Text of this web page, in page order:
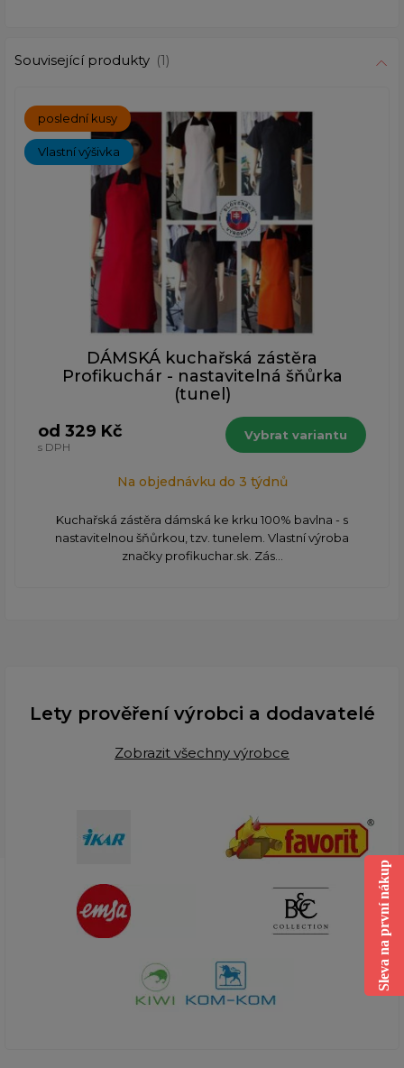
Související produkty (1)
poslední kusy
Vlastní výšivka
DÁMSKÁ kuchařská zástěra
Profikuchár - nastavitelná šňůrka
(tunel)
od 329 Kč
s DPH
Vybrat variantu
Na objednávku do 3 týdnů
Kuchařská zástěra dámská ke krku 100% bavlna - s
nastavitelnou šňůrkou, tzv. tunelem. Vlastní výroba
značky profikuchar.sk. Zás...
Lety prověření výrobci a dodavatelé
Zobrazit všechny výrobce
Sleva na první nákup